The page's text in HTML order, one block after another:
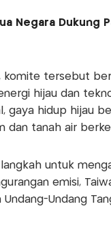
Negara Dukung
komite tersebut
hijau dan
gaya hidup hijau
dan tanah air
untuk
emisi,
Undang